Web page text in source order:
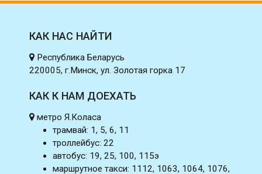
КАК НАС НАЙТИ
Республика Беларусь
220005, г.Минск, ул. Золотая горка 17
КАК К НАМ ДОЕХАТЬ
метро Я.Коласа
трамвай: 1, 5, 6, 11
троллейбус: 22
автобус: 19, 25, 100, 115э
маршрутное такси: 1112, 1063, 1064, 1076,